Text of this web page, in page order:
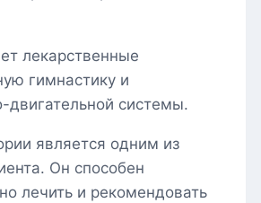
лекарственные
гимнастику и
двигательной системы.
является одним из
Он способен
лечить и рекомендовать